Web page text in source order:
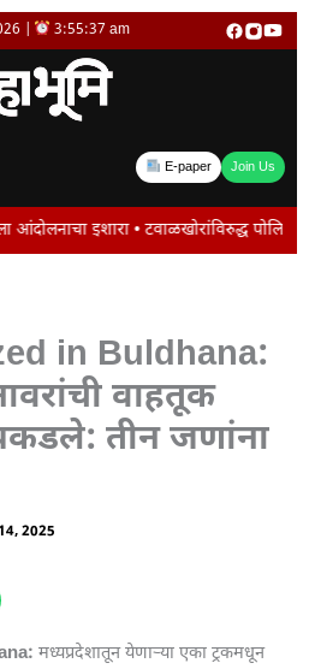
| 3:55:37 am
E-paper Join Us
इशारा • टवाळखोरांविरुद्ध पोलिसांचे
in Buldhana:
वाहतूक
तीन जणांना
2025
मध्यप्रदेशातून येणाऱ्या एका ट्रकमधून